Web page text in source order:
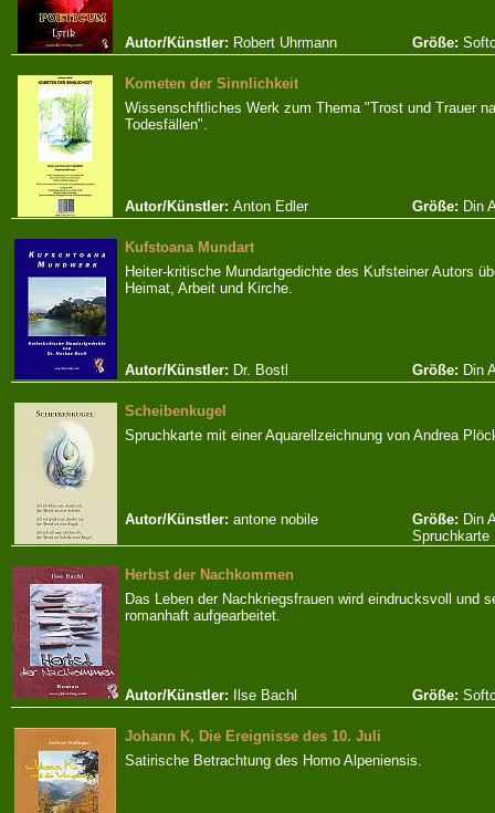
Autor/Künstler: Robert Uhrmann Größe:
Kometen der Sinnlichkeit
Wissenschftliches Werk zum Thema "Trost und Trauer
Todesfällen".
Autor/Künstler: Anton Edler Größe: Din
Kufstoana Mundart
Heiter-kritische Mundartgedichte des Kufsteiner Autors
Heimat, Arbeit und Kirche.
Autor/Künstler: Dr. Bostl Größe: Din
Scheibenkugel
Spruchkarte mit einer Aquarellzeichnung von Andrea
Autor/Künstler: antone nobile Größe: Din
Spruchkarte
Herbst der Nachkommen
Das Leben der Nachkriegsfrauen wird eindrucksvoll und
romanhaft aufgearbeitet.
Autor/Künstler: Ilse Bachl Größe:
Johann K, Die Ereignisse des 10. Juli
Satirische Betrachtung des Homo Alpeniensis.